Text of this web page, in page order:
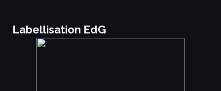
Labellisation EdG